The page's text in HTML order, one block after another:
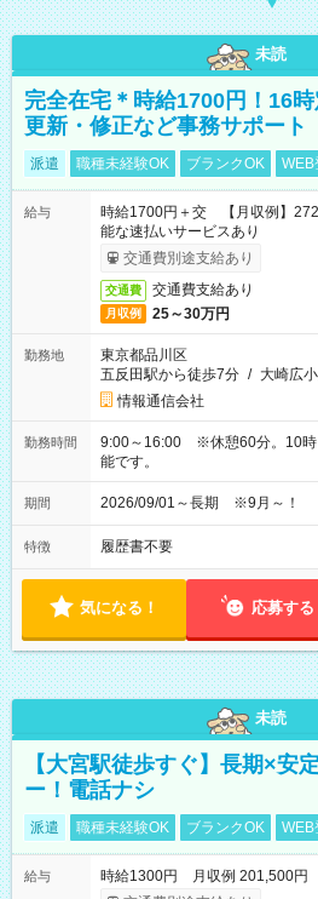
未読
完全在宅＊時給1700円！16
更新・修正など事務サポート
派遣 職種未経験OK ブランクOK WEB
給与
時給1700円＋交 【月収例】
能な速払いサービスあり
交通費別途支給あり
交通費 交通費支給あり
月収例 25～30万円
勤務地
東京都品川区
五反田駅から徒歩7分 / 大崎広
情報通信会社
勤務時間
9:00～16:00 ※休憩60分。10時
能です。
期間 2026/09/01～長期 ※9月～！
特徴 履歴書不要
気になる！ 応募する
未読
【大宮駅徒歩すぐ】長期×安
ー！電話ナシ
派遣 職種未経験OK ブランクOK WEB
給与
時給1300円 月収例 201,500円